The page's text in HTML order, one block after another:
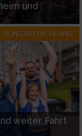
und
RUN-DEUTSCHLAND
weiter Fahrt